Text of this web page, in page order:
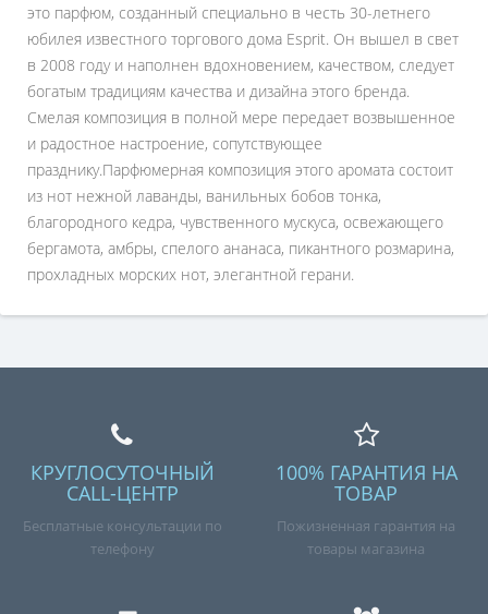
это парфюм, созданный специально в честь 30-летнего
юбилея известного торгового дома Esprit. Он вышел в свет
в 2008 году и наполнен вдохновением, качеством, следует
богатым традициям качества и дизайна этого бренда.
Смелая композиция в полной мере передает возвышенное
и радостное настроение, сопутствующее
празднику.Парфюмерная композиция этого аромата состоит
из нот нежной лаванды, ванильных бобов тонка,
благородного кедра, чувственного мускуса, освежающего
бергамота, амбры, спелого ананаса, пикантного розмарина,
прохладных морских нот, элегантной герани.
КРУГЛОСУТОЧНЫЙ
CALL-ЦЕНТР
Бесплатные консультации по
телефону
100% ГАРАНТИЯ НА
ТОВАР
Пожизненная гарантия на
товары магазина